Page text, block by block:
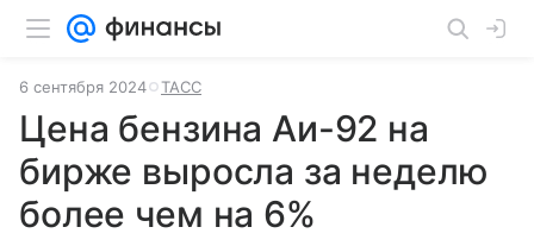
6 сентября 2024 ТАСС
Цена бензина Аи-92 на
бирже выросла за неделю
более чем на 6%